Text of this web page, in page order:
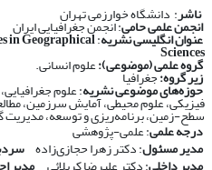
ناشر: دانشگاه خوارزمی تهران
انجمن علمی حامی: انجمن جغرافیایی ایران
عنوان انگلیسی نشریه: Journal of
in Geographical
Sciences
گروه علمی (موضوعی):علوم انسانی.
زیر گروه:جغرافیا
حوزه‌های موضوعی نشریه: علوم
فیزیکی، علوم محیطی، آمایش سرزمین،
سطح-زمین، برنامه‌ریزی و توسعه،
درجه علمی: علمی-پژوهشی
مدیر مسئول: دکتر زهرا حجازی‌زاده